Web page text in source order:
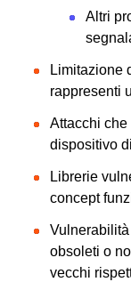
Altri
Limitazione
rappresenti
Attacchi che
dispositivo
Librerie
concept
obsoleti o
vecchi